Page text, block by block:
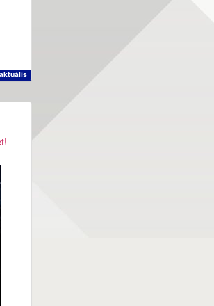
aktuális